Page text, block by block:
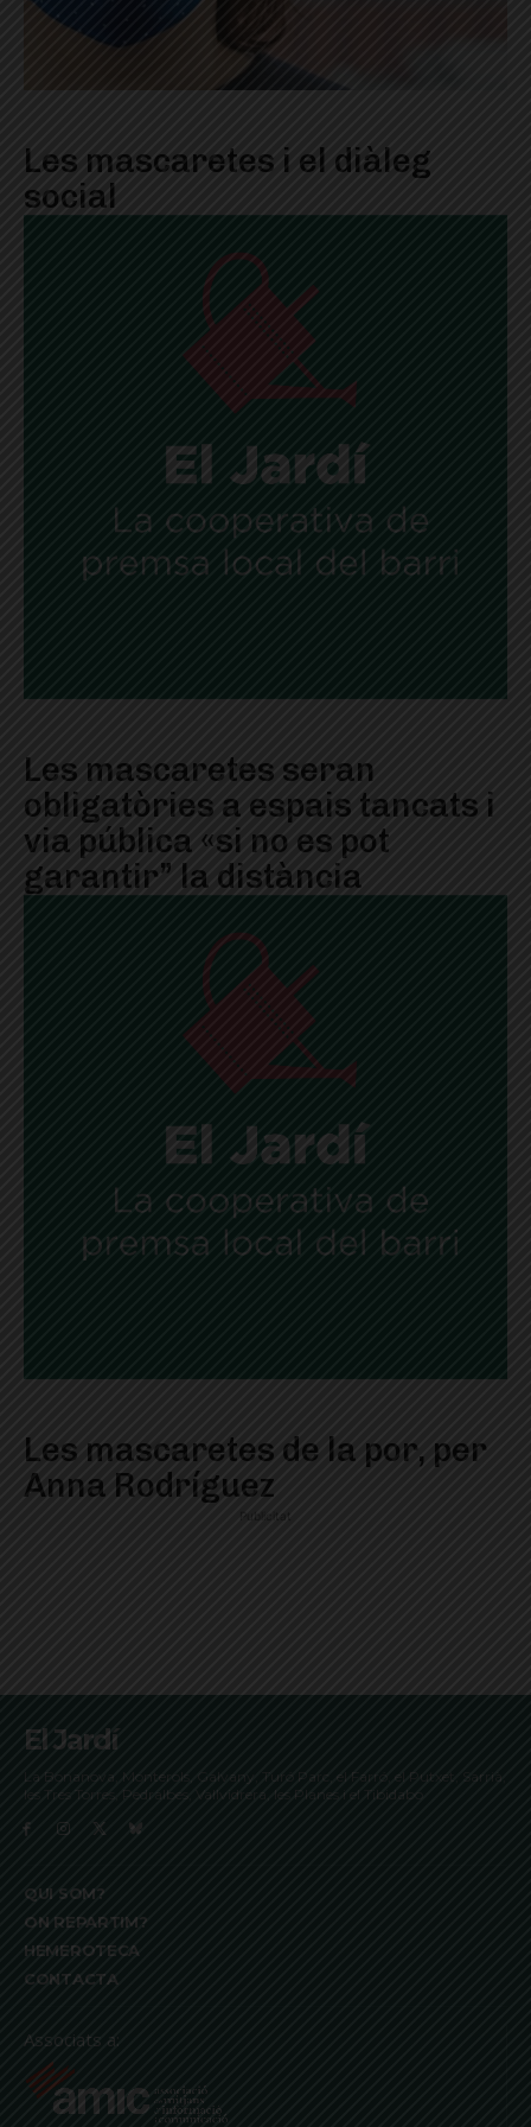
Les mascaretes i el diàleg
social
Les mascaretes seran
obligatòries a espais tancats i
via pública «si no es pot
garantir” la distància
Les mascaretes de la por, per
Anna Rodríguez
Publicitat
El Jardí
La Bonanova, Monterols, Galvany, Turó Parc, el Farró, el Putxet, Sarrià,
les Tres Torres, Pedralbes, Vallvidrera, les Planes i el Tibidabo
QUI SOM?
ON REPARTIM?
HEMEROTECA
CONTACTA
Associats a: